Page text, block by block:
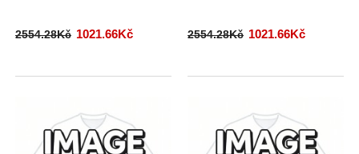
2554.28Kč 1021.66Kč 2554.28Kč 1021.66Kč